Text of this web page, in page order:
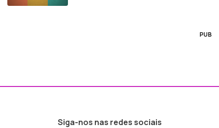
PUB
Siga-nos nas redes sociais